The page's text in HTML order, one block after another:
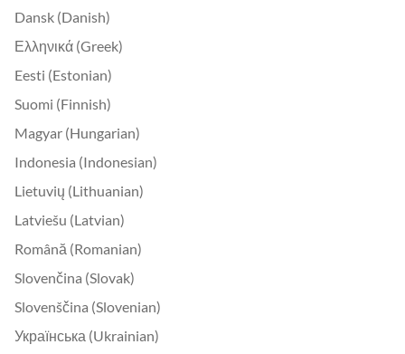
Dansk (Danish)
Ελληνικά (Greek)
Eesti (Estonian)
Suomi (Finnish)
Magyar (Hungarian)
Indonesia (Indonesian)
Lietuvių (Lithuanian)
Latviešu (Latvian)
Română (Romanian)
Slovenčina (Slovak)
Slovenščina (Slovenian)
Українська (Ukrainian)